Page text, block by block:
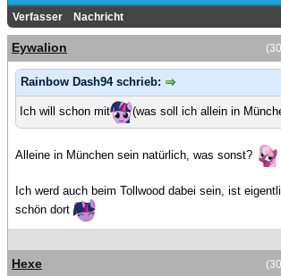
Verfasser Nachricht
Eywalion
Rainbow Dash94 schrieb:
Ich will schon mit (was soll ich allein in
Alleine in München sein natürlich, was sonst?
Ich werd auch beim Tollwood dabei sein, ist
schön dort
Hexe